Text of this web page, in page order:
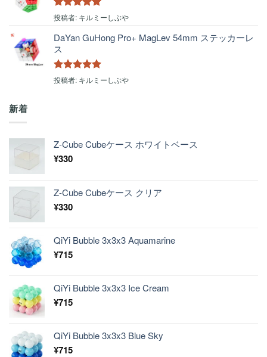
5段階中5の
投稿者: キルミーしぶや
DaYan GuHong Pro+ MagLev 54mm ステッカーレ
ス
5段階中5の
投稿者: キルミーしぶや
新着
Z-Cube Cubeケース ホワイトベース
¥330
Z-Cube Cubeケース クリア
¥330
QiYi Bubble 3x3x3 Aquamarine
¥715
QiYi Bubble 3x3x3 Ice Cream
¥715
QiYi Bubble 3x3x3 Blue Sky
¥715